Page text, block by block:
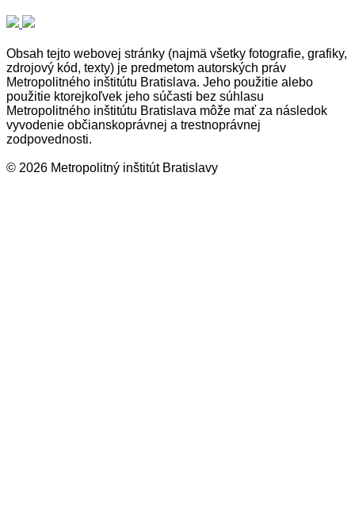
Obsah tejto webovej stránky (najmä všetky fotografie, grafiky,
zdrojový kód, texty) je predmetom autorských práv
Metropolitného inštitútu Bratislava. Jeho použitie alebo
použitie ktorejkoľvek jeho súčasti bez súhlasu
Metropolitného inštitútu Bratislava môže mať za následok
vyvodenie občianskoprávnej a trestnoprávnej
zodpovednosti.
© 2026 Metropolitný inštitút Bratislavy